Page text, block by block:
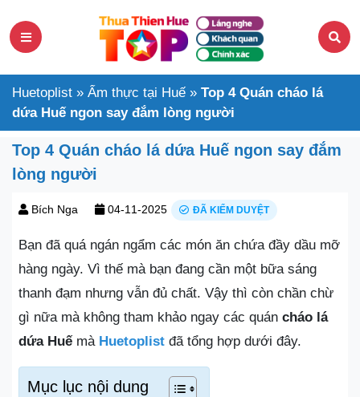
Huetoplist » Ẩm thực tại Huế » Top 4 Quán cháo lá
dứa Huế ngon say đắm lòng người
Top 4 Quán cháo lá dứa Huế ngon say đắm
lòng người
Bích Nga 04-11-2025 ĐÃ KIỂM DUYỆT
Bạn đã quá ngán ngẩm các món ăn chứa đầy dầu mỡ
hàng ngày. Vì thế mà bạn đang cần một bữa sáng
thanh đạm nhưng vẫn đủ chất. Vậy thì còn chần chừ
gì nữa mà không tham khảo ngay các quán cháo lá
dứa Huếmà Huetoplist đã tổng hợp dưới đây.
Mục lục nội dung